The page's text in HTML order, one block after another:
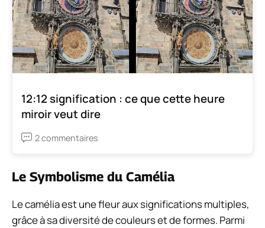
12:12 signification : ce que cette heure
miroir veut dire
2 commentaires
Le Symbolisme du Camélia
Le camélia est une fleur aux significations multiples,
grâce à sa diversité de couleurs et de formes. Parmi